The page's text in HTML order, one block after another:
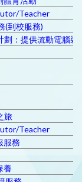
Teacher
(到校服務)
劃：提供流動電腦裝
旅
Teacher
服務
養